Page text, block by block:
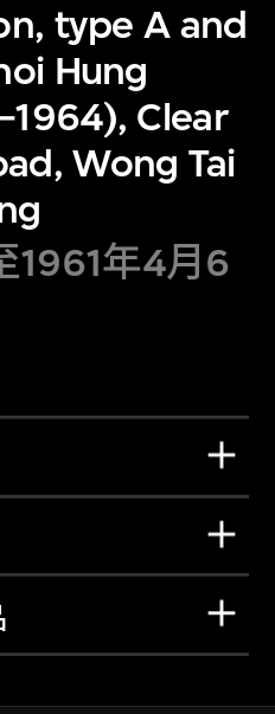
type A and
Hung
Clear
Wong Tai
1961年4月6